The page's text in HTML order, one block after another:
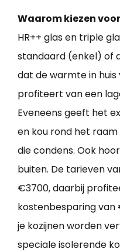
Waarom kiezen
HR++ glas en triple
standaard (enkel) of
dat de warmte in
profiteert van een
Eveneens geeft het
en kou rond het
die condens. Ook
buiten. De tarieven
€3700, daarbij
kostenbesparing van
je kozijnen worden
speciale isolerende